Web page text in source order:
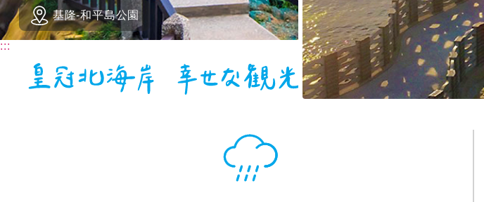
基隆-和平島公園
:::